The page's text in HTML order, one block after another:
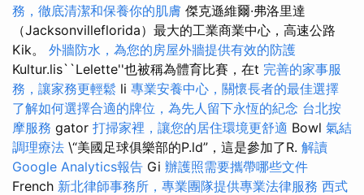
務，徹底清潔和保養你的肌膚 傑克遜維爾·弗洛里達
（Jacksonvilleflorida）最大的工業商業中心，高速公路
Kik。 外牆防水，為您的房屋外牆提供有效的防護
Kultur.lis``Lelette''也被稱為體育比賽，在t 完善的家事服
務，讓家務更輕鬆 li 專業安養中心，關懷長者的最佳選擇
了解如何選擇合適的牌位，為先人留下永恆的紀念 台北按
摩服務 gator 打掃家裡，讓您的居住環境更舒適 Bowl 氣結
調理療法 \“美國足球俱樂部的P.ld”，這是參加了R. 解讀
Google Analytics報告 Gi 辦護照需要攜帶哪些文件
French 新北律師事務所，專業團隊提供專業法律服務 西式